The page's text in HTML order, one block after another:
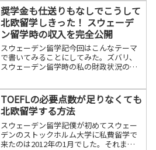
ンティアを受け入れて頂ける博物館も見
つけま...
奨学金も仕送りもなしでこうして
北欧留学しきった！ スウェーデ
ン留学時の収入を完全公開
スウェーデン留学記今回はこんなテーマ
で書いてみることにしてみた。ズバリ、
スウェーデン留学時の私の財政状況の全
デン留学時代について簡単に説明してお
く。スウェーデンには静岡...
TOEFLの必要点数が足りなくても
北欧留学する方法
スウェーデン留学記僕が初めてスウェー
デンのストックホルム大学に私費留学で
来たのは2012年の1月でした。それまで